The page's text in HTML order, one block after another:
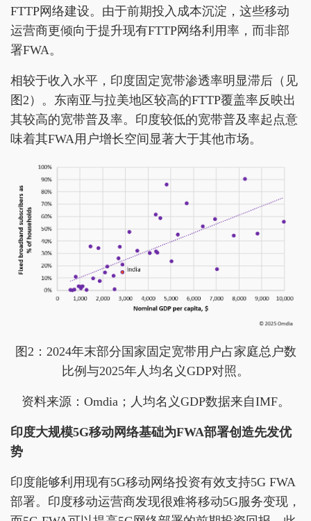
FTTP网络建设。由于前期投入成本沉淀，这些移动
运营商更倾向于提升现有FTTP网络利用率，而非部
署FWA。
相较于收入水平，印度固定宽带渗透率明显滞后（见
图2）。东南亚与拉美地区较高的FTTP覆盖率反映出
其较高的宽带普及率。印度较低的宽带普及率起点意
味着其FWA用户增长空间显著大于其他市场。
图2：2024年末部分国家固定宽带用户占家庭总户数
比例与2025年人均名义GDP对照。
资料来源：Omdia；人均名义GDP数据来自IMF。
印度大规模5G移动网络基础为FWA部署创造先发优
势
印度能够利用现有5G移动网络投资有效支持5G FWA
部署。印度移动运营商发现很难将移动5G服务变现，